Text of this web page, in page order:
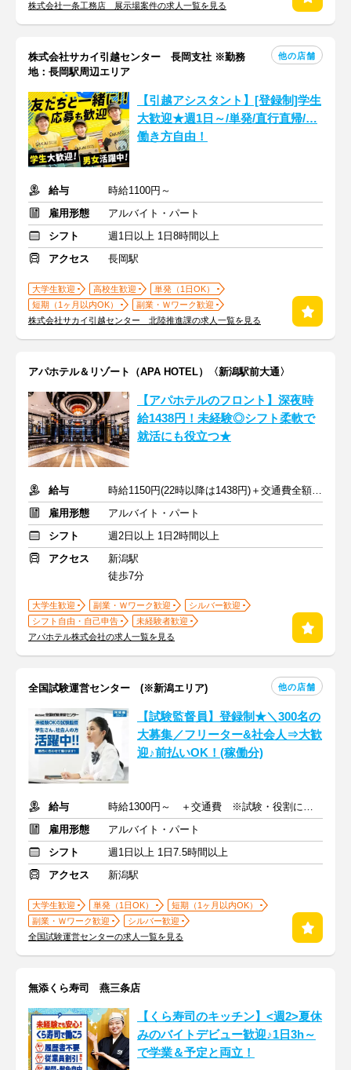
株式会社一条工務店 展示場案件の求人一覧を見る
株式会社サカイ引越センター 長岡支社 ※勤務
地：長岡駅周辺エリア
他の店舗
【引越アシスタント】[登録制]学生
大歓迎★週1日～/単発/直行直帰/…
働き方自由！
給与
時給1100円～
雇用形態
アルバイト・パート
シフト
週1日以上 1日8時間以上
アクセス
長岡駅
大学生歓迎 高校生歓迎
単発（1日OK）
短期（1ヶ月以内OK）
副業・Ｗワーク歓迎
株式会社サカイ引越センター 北陸推進課の求人一覧を見る
アパホテル＆リゾート（APA HOTEL）〈新潟駅前大通〉
【アパホテルのフロント】深夜時
給1438円！未経験◎シフト柔軟で
就活にも役立つ★
給与
時給1150円(22時以降は1438円)＋交通費全額支給
雇用形態
アルバイト・パート
シフト
週2日以上 1日2時間以上
アクセス
新潟駅
徒歩7分
大学生歓迎 副業・Ｗワーク歓迎
シルバー歓迎
シフト自由・自己申告
未経験者歓迎
アパホテル株式会社の求人一覧を見る
全国試験運営センター (※新潟エリア) 他の店舗
【試験監督員】登録制★＼300名の
大募集／フリーター&社会人⇒大歓
迎♪前払いOK！(稼働分)
給与
時給1300円～ ＋交通費 ※試験・役割により手当あり
雇用形態
アルバイト・パート
シフト
週1日以上 1日7.5時間以上
アクセス
新潟駅
大学生歓迎 単発（1日OK）
短期（1ヶ月以内OK）
副業・Ｗワーク歓迎
シルバー歓迎
全国試験運営センターの求人一覧を見る
無添くら寿司 燕三条店
【くら寿司のキッチン】<週2>夏休
みのバイトデビュー歓迎♪1日3h～
で学業＆予定と両立！